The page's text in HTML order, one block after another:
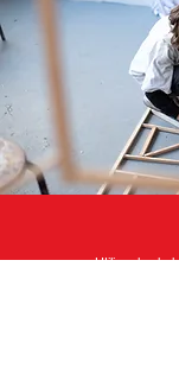
« Utiliser le